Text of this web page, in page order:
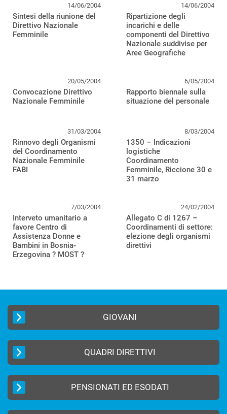
14/06/2004
Sintesi della riunione del
Direttivo Nazionale
Femminile
14/06/2004
Ripartizione degli
incarichi e delle
componenti del Direttivo
Nazionale suddivise per
Aree Geografiche
20/05/2004
Convocazione Direttivo
Nazionale Femminile
6/05/2004
Rapporto biennale sulla
situazione del personale
31/03/2004
Rinnovo degli Organismi
del Coordinamento
Nazionale Femminile
FABI
8/03/2004
1350 – Indicazioni
logistiche
Coordinamento
Femminile, Riccione 30 e
31 marzo
7/03/2004
Interveto umanitario a
favore Centro di
Assistenza Donne e
Bambini in Bosnia-
Erzegovina ? MOST ?
24/02/2004
Allegato C di 1267 –
Coordinamenti di settore:
elezione degli organismi
direttivi
GIOVANI
QUADRI DIRETTIVI
PENSIONATI ED ESODATI